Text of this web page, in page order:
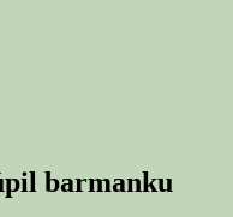
barmanku